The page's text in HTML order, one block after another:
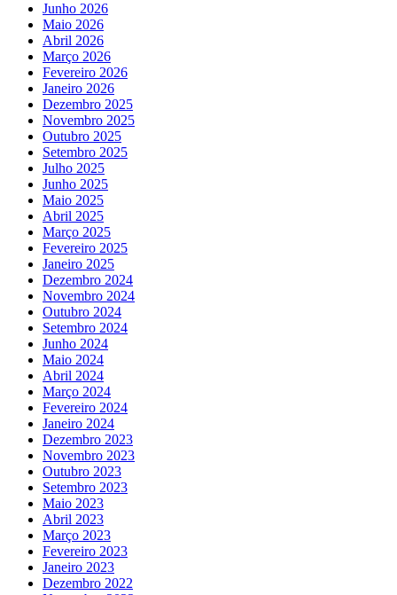
Junho 2026
Maio 2026
Abril 2026
Março 2026
Fevereiro 2026
Janeiro 2026
Dezembro 2025
Novembro 2025
Outubro 2025
Setembro 2025
Julho 2025
Junho 2025
Maio 2025
Abril 2025
Março 2025
Fevereiro 2025
Janeiro 2025
Dezembro 2024
Novembro 2024
Outubro 2024
Setembro 2024
Junho 2024
Maio 2024
Abril 2024
Março 2024
Fevereiro 2024
Janeiro 2024
Dezembro 2023
Novembro 2023
Outubro 2023
Setembro 2023
Maio 2023
Abril 2023
Março 2023
Fevereiro 2023
Janeiro 2023
Dezembro 2022